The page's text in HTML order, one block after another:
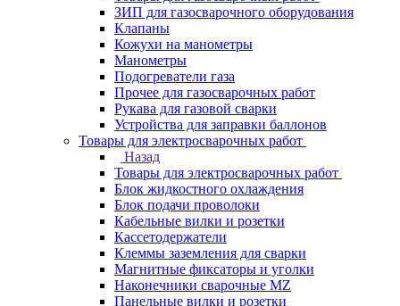
ЗИП для газосварочного оборудования
Клапаны
Кожухи на манометры
Манометры
Подогреватели газа
Прочее для газосварочных работ
Рукава для газовой сварки
Устройства для заправки баллонов
Товары для электросварочных работ
Назад
Товары для электросварочных работ
Блок жидкостного охлаждения
Блок подачи проволоки
Кабельные вилки и розетки
Кассетодержатели
Клеммы заземления для сварки
Магнитные фиксаторы и уголки
Наконечники сварочные MZ
Панельные вилки и розетки